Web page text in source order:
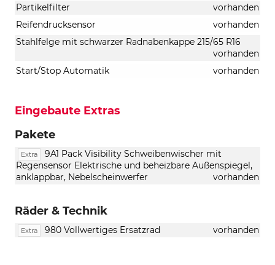
Partikelfilter
vorhanden
Reifendrucksensor
vorhanden
Stahlfelge mit schwarzer Radnabenkappe 215/65 R16
vorhanden
Start/Stop Automatik
vorhanden
Eingebaute Extras
Pakete
Extra
9A1 Pack Visibility Schweibenwischer mit
Regensensor Elektrische und beheizbare Außenspiegel,
anklappbar, Nebelscheinwerfer
vorhanden
Räder & Technik
Extra 980 Vollwertiges Ersatzrad vorhanden